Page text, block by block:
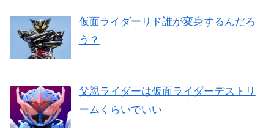
仮面ライダーリド誰が変身するんだろ
う？
父親ライダーは仮面ライダーデストリ
ームくらいでいい